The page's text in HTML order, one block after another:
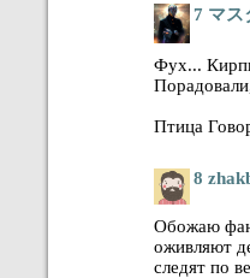
7 マス
Фух...
Птица
8
Обожаю
оживляют
следят по